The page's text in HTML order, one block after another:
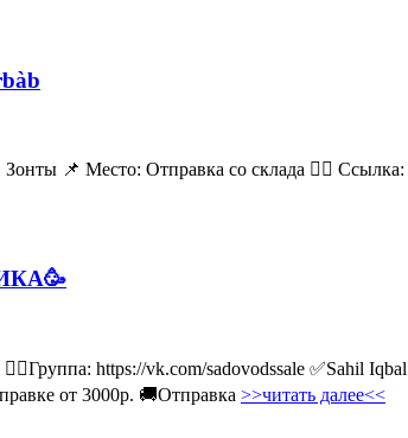
📌 Место: Отправка со склада 👉🏻
https://vk.com/sadovodssale ✅Sahil
от 3000р. 🚚Отправка >>читать далее<<